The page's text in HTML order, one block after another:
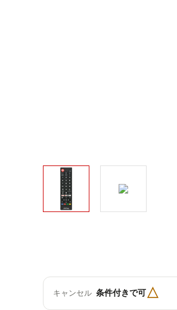
キャンセル 条件付きで可△